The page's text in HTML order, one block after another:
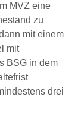
MVZ eine
zu
mit einem
mit
BSG in dem
drei